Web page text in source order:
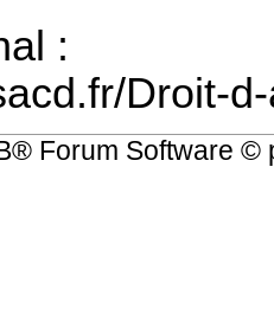
:
Droit-
® Forum Software ©